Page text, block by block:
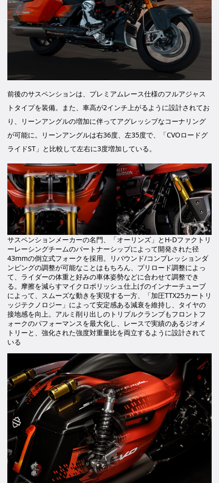
前後のサスペンションは、プレミアムレース仕様のフルアジャス
トタイプを装備。また、車高が2インチ上がるように設計されてお
り、リーンアングルの増加に伴ってアグレッシブなコーナリング
が可能に。リーンアングルは右36度、左35度で、「CVOロードグ
ライドST」と比較して左右に3度増加している。
サスペンションメーカーの名門、「オーリンズ」とH-Dファクトリ
ーレーシングチームのパートナーシップによって開発された径
43mmの倒立式フォークを採用。リバウンド/コンプレッションダ
ンピングの調整が可能なことはもちろん、プリロード調整によっ
て、ライダーの体重と好みの車体姿勢などに合わせて調整でき
る。摩擦を減らすマイクロポリッシュ仕上げのインナーチューブ
によって、スムーズな動きを実現する一方、「加圧TTX25カートリ
ッジテクノロジー」によって安定感ある減衰を維持し、タイヤの
接地感を向上。アルミ削り出しのトリプルクランプもフロントフ
ォークのパフォーマンスを最大化し、レースで実績のあるジオメ
トリーと、強化された強度対重量比を両立するように設計されて
いる